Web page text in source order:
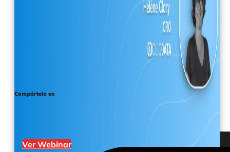
Ver Webinar
Compártelo en